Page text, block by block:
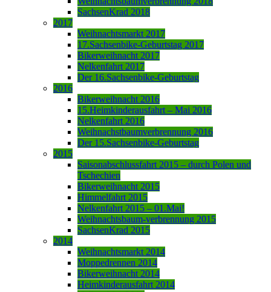
SachsenKrad 2018
2017
Weihnachtsmarkt 2017
17.Sachsenbike-Geburtstag 2017
Bikerweihnacht 2017
Nelkenfahrt 2017
Der 16.Sachsenbike-Geburtstag
2016
Bikerweihnacht 2016
15.Heimkinderausfahrt – Mai 2016
Nelkenfahrt 2016
Weihnachstbaumverbrennung 2016
Der 15.Sachsenbike-Geburtstag
2015
Saisonabschlussfahrt 2015 – durch Polen und
Tschechien
Bikerweihnacht 2015
Himmelfahrt 2015
Nelkenfahrt 2015 – 01.Mai!
Weihnachtsbaum-verbrennung 2015
SachsenKrad 2015
2014
Weihnachtsmarkt 2014
Moppedrennen 2014
Bikerweihnacht 2014
Heimkinderausfahrt 2014